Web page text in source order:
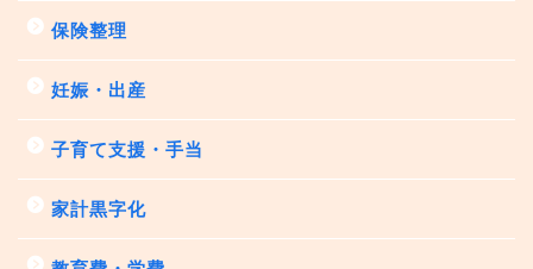
保険整理
妊娠・出産
子育て支援・手当
家計黒字化